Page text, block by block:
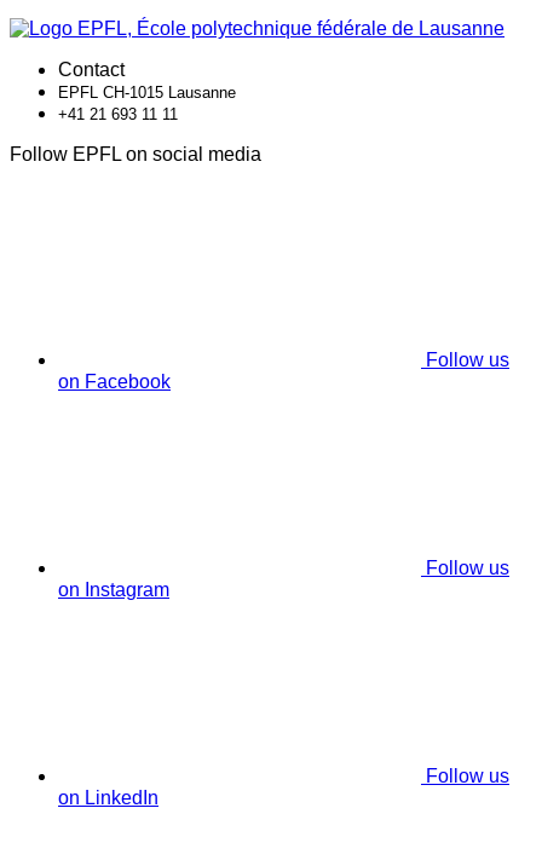
Contact
EPFL CH-1015 Lausanne
+41 21 693 11 11
Follow EPFL on social media
Follow us
on Facebook
Follow us
on Instagram
Follow us
on LinkedIn